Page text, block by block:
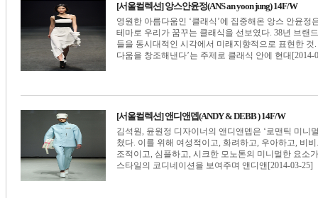
[서울컬렉션] 앙스안윤정(ANS an yoon jung) 14F/W
영원한 아름다움인 ‘클래식’에 집중해온 앙스 안윤
테마로 우리가 꿈꾸는 클래식을 선보였다. 38년 브랜
들을 동시대적인 시각에서 미래지향적으로 표현한
다움을 창조해낸다’는 주제로 클래식 안에 현대[2014-
[서울컬렉션] 앤디앤뎁(ANDY & DEBB ) 14F/W
김석원, 윤원정 디자이너의 앤디앤뎁은 ‘로맨틱 미니
쳤다. 이를 위해 여성적이고, 화려하고, 우아하고, 비
조적이고, 심플하고, 시크한 모노톤의 미니멀한 요소
스타일의 코디네이션을 보여주며 앤디앤[2014-03-25]